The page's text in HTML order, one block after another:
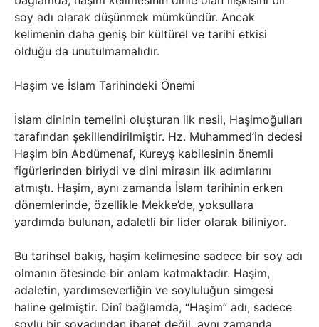
soy adı olarak düşünmek mümkündür. Ancak
kelimenin daha geniş bir kültürel ve tarihi etkisi
olduğu da unutulmamalıdır.
Haşim ve İslam Tarihindeki Önemi
İslam dininin temelini oluşturan ilk nesil, Haşimoğulları
tarafından şekillendirilmiştir. Hz. Muhammed’in dedesi
Haşim bin Abdümenaf, Kureyş kabilesinin önemli
figürlerinden biriydi ve dini mirasın ilk adımlarını
atmıştı. Haşim, aynı zamanda İslam tarihinin erken
dönemlerinde, özellikle Mekke’de, yoksullara
yardımda bulunan, adaletli bir lider olarak biliniyor.
Bu tarihsel bakış, haşim kelimesine sadece bir soy adı
olmanın ötesinde bir anlam katmaktadır. Haşim,
adaletin, yardımseverliğin ve soyluluğun simgesi
haline gelmiştir. Dinî bağlamda, “Haşim” adı, sadece
soylu bir soyadından ibaret değil, aynı zamanda